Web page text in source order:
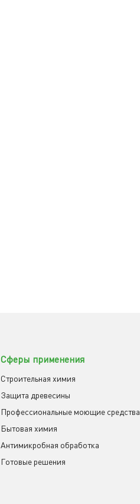
Сферы применения
Строительная химия
Защита древесины
Профессиональные моющие средства
Бытовая химия
Антимикробная обработка
Готовые решения